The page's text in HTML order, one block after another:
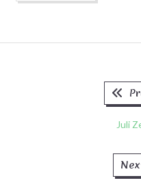
Beitragsnavigation
Juli